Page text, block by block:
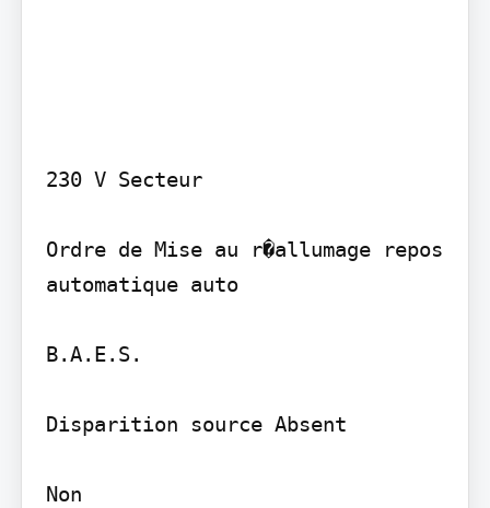
230 V Secteur
Ordre de Mise au r�allumage repos
automatique auto
B.A.E.S.
Disparition source Absent
Non